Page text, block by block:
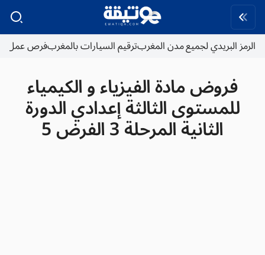
الرمز البريدي لجميع مدن المغربترقيم السيارات بالمغربفرص عمل
فروض مادة الفيزياء و الكيمياء
للمستوى الثالثة إعدادي الدورة
الثانية المرحلة 3 الفرض 5